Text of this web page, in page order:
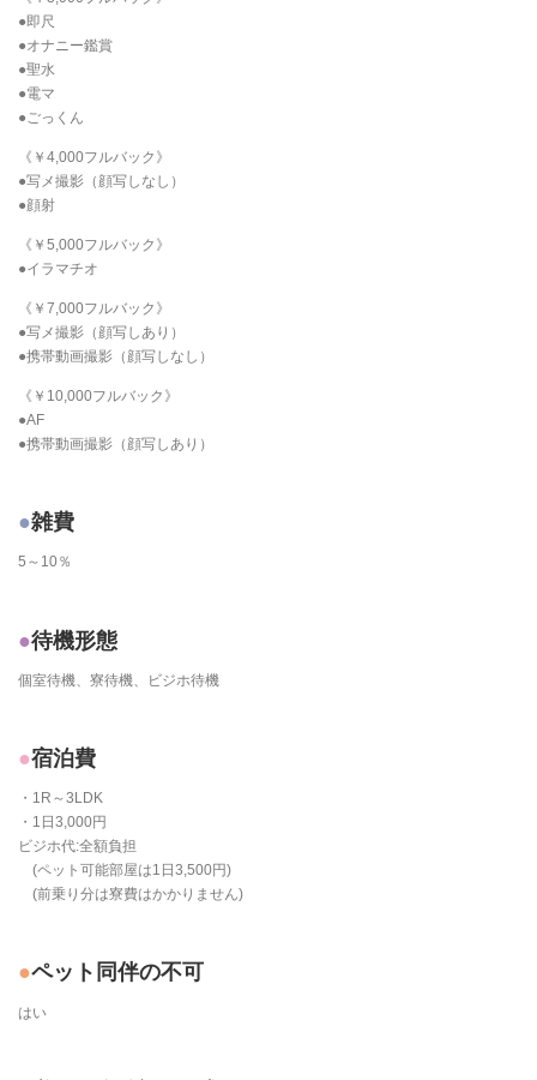
●即尺
●オナニー鑑賞
●聖水
●電マ
●ごっくん
《￥4,000フルバック》
●写メ撮影（顔写しなし）
●顔射
《￥5,000フルバック》
●イラマチオ
《￥7,000フルバック》
●写メ撮影（顔写しあり）
●携帯動画撮影（顔写しなし）
《￥10,000フルバック》
●AF
●携帯動画撮影（顔写しあり）
雑費
5～10％
待機形態
個室待機、寮待機、ビジホ待機
宿泊費
・1R～3LDK
・1日3,000円
ビジホ代:全額負担
(ペット可能部屋は1日3,500円)
(前乗り分は寮費はかかりません)
ペット同伴の不可
はい